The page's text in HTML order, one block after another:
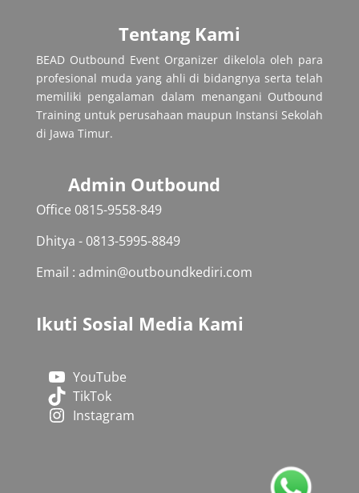
Tentang Kami
BEAD Outbound Event Organizer dikelola oleh para
profesional muda yang ahli di bidangnya serta telah
memiliki pengalaman dalam menangani Outbound
Training untuk perusahaan maupun Instansi Sekolah
di Jawa Timur.
Admin Outbound
Office 0815-9558-849‬
Dhitya - 0813-5995-8849
Email : admin@outboundkediri.com
Ikuti Sosial Media Kami
YouTube
TikTok
Instagram